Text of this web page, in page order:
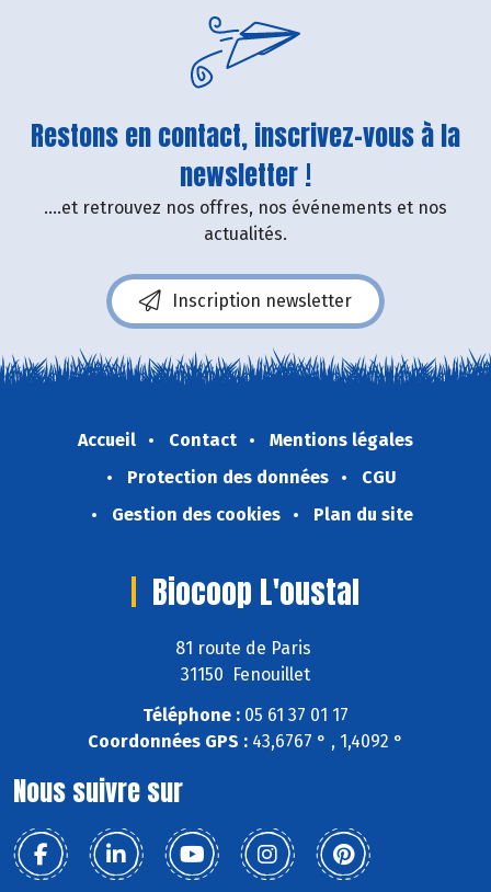
Restons en contact, inscrivez-vous à la
newsletter !
....et retrouvez nos offres, nos événements et nos
actualités.
Inscription newsletter
Accueil Contact
Mentions légales
Protection des données
CGU
Gestion des cookies
Plan du site
Biocoop L'oustal
81 route de Paris
31150 Fenouillet
Téléphone : 05 61 37 01 17
Coordonnées GPS : 43,6767 ° , 1,4092 °
Nous suivre sur